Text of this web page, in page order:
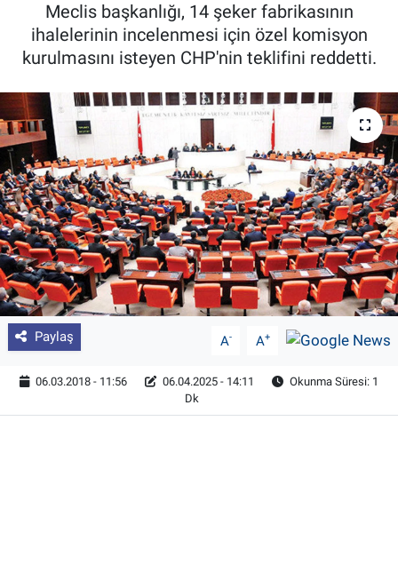
Meclis başkanlığı, 14 şeker fabrikasının
ihalelerinin incelenmesi için özel komisyon
kurulmasını isteyen CHP'nin teklifini reddetti.
Paylaş A- A+
06.03.2018 - 11:56 06.04.2025 - 14:11
Okunma Süresi: 1
Dk
TZOB
Tarım Kredi Kooperatifleri
Pankobirlik
Et fiyatları
Tarım Bilgisi
Yetiştirici Soruyor
Dünyada Tarım
Üretici Birlikleri
Şeker ve Şekerli Mamüller
Haber Arşivi